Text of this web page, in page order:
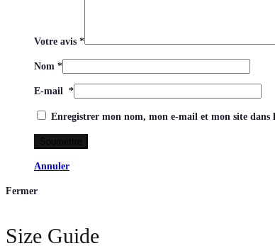
Votre avis *
Nom *
E-mail *
Enregistrer mon nom, mon e-mail et mon site
Annuler
Fermer
Size Guide